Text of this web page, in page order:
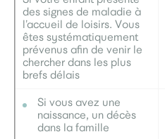
des signes de maladie à
l’accueil de loisirs. Vous
êtes systématiquement
prévenus afin de venir le
chercher dans les plus
brefs délais
Si vous avez une
naissance, un décès
dans la famille